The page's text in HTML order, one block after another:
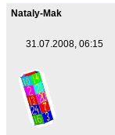
Nataly-Mak
31.07.2008, 06:15